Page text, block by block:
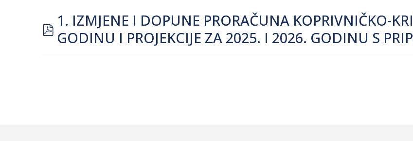
pdf
1. IZMJENE I DOPUNE PRORAČUNA KOPRIVNIČKO-
GODINU I PROJEKCIJE ZA 2025. I 2026. GODINU S